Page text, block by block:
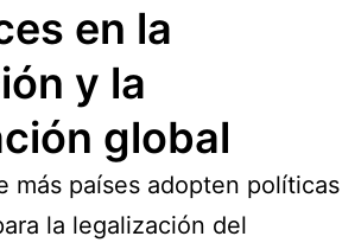
en la
y la
global
más países adopten políticas
la legalización del